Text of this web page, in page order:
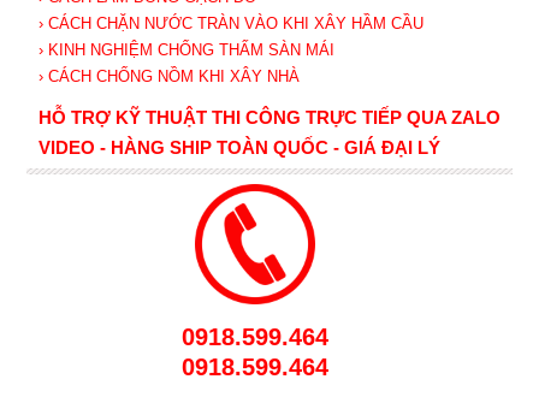
› CÁCH CHẶN NƯỚC TRÀN VÀO KHI XÂY HẦM CẦU
› KINH NGHIỆM CHỐNG THẤM SÀN MÁI
› CÁCH CHỐNG NỒM KHI XÂY NHÀ
HỖ TRỢ KỸ THUẬT THI CÔNG TRỰC TIẾP QUA ZALO
VIDEO - HÀNG SHIP TOÀN QUỐC - GIÁ ĐẠI LÝ
0918.599.464
0918.599.464